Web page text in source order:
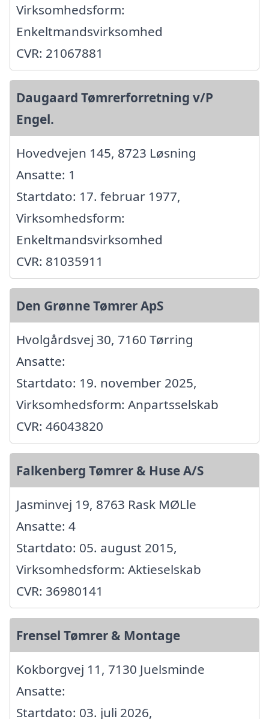
Virksomhedsform:
Enkeltmandsvirksomhed
CVR: 21067881
Daugaard Tømrerforretning v/P
Engel.
Hovedvejen 145, 8723 Løsning
Ansatte: 1
Startdato: 17. februar 1977,
Virksomhedsform:
Enkeltmandsvirksomhed
CVR: 81035911
Den Grønne Tømrer ApS
Hvolgårdsvej 30, 7160 Tørring
Ansatte:
Startdato: 19. november 2025,
Virksomhedsform: Anpartsselskab
CVR: 46043820
Falkenberg Tømrer & Huse A/S
Jasminvej 19, 8763 Rask MØLle
Ansatte: 4
Startdato: 05. august 2015,
Virksomhedsform: Aktieselskab
CVR: 36980141
Frensel Tømrer & Montage
Kokborgvej 11, 7130 Juelsminde
Ansatte:
Startdato: 03. juli 2026,